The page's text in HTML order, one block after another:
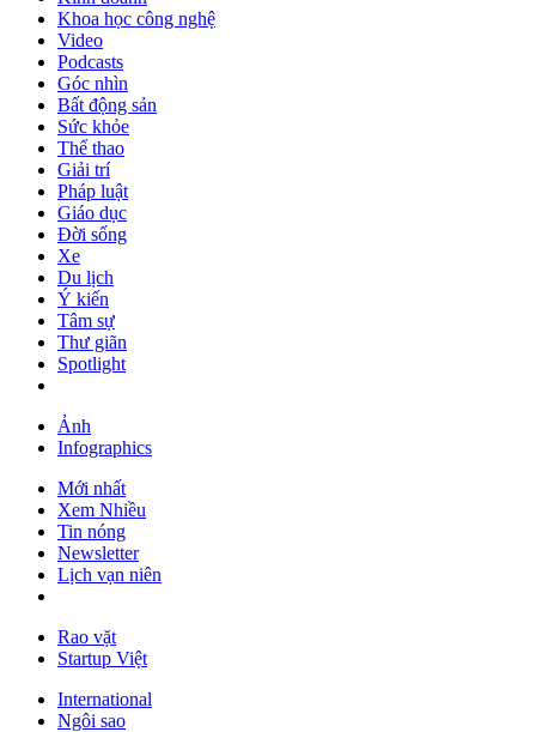
Khoa học công nghệ
Video
Podcasts
Góc nhìn
Bất động sản
Sức khỏe
Thể thao
Giải trí
Pháp luật
Giáo dục
Đời sống
Xe
Du lịch
Ý kiến
Tâm sự
Thư giãn
Spotlight
Ảnh
Infographics
Mới nhất
Xem Nhiều
Tin nóng
Newsletter
Lịch vạn niên
Rao vặt
Startup Việt
International
Ngôi sao